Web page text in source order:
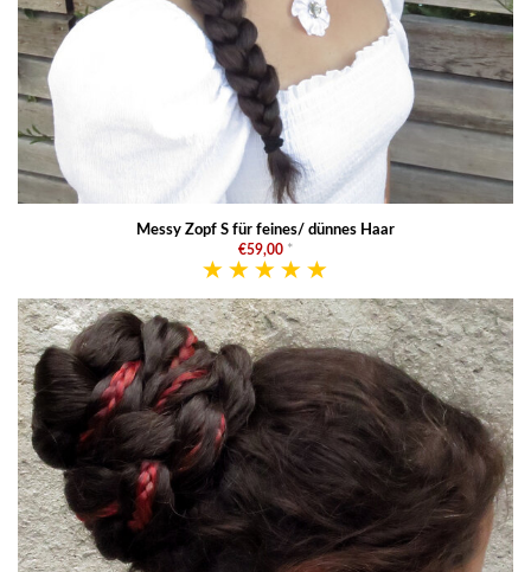
Messy Zopf S für feines/ dünnes Haar
€59,00 *